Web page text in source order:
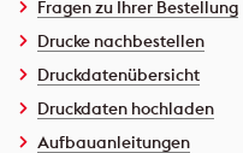
Fragen zu Ihrer Bestellung
Drucke nachbestellen
Druckdatenübersicht
Druckdaten hochladen
Aufbauanleitungen